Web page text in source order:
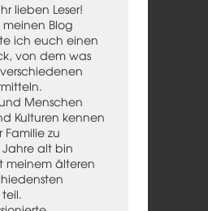
lieben Leser!
meinen Blog
ich euch einen
von dem was
Menschen
Kulturen kennen
zu
alt bin
meinem älteren